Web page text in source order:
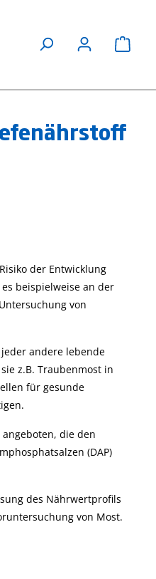
wichtiger
wasserchemischer
Sie hier mehr über
der Entwicklung
beispielweise an der
von
andere lebende
z.B. Traubenmost in
für gesunde
die den
(DAP)
des Nährwertprofils
von Most.